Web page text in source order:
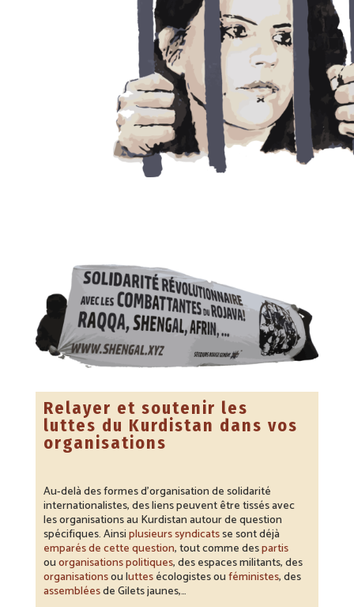
Relayer et soutenir les
luttes du Kurdistan dans vos
organisations
Au-delà des formes d’organisation de solidarité
internationalistes, des liens peuvent être tissés avec
les organisations au Kurdistan autour de question
spécifiques. Ainsiplusieurs syndicatsse sont déjà
emparés de cette question, tout comme despartis
ouorganisations politiques, des espaces militants, des
organisationsou luttesécologistes ouféministes, des
assembléesde Gilets jaunes,…